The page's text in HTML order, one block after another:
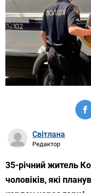
Світлана
Редактор
35-річний житель
чоловіків, які